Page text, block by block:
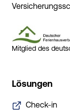
Mitglied des
Lösungen
Check-in